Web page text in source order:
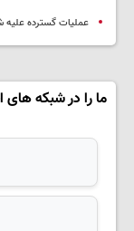
عملیات گسترده علیه
ما را در شبکه های